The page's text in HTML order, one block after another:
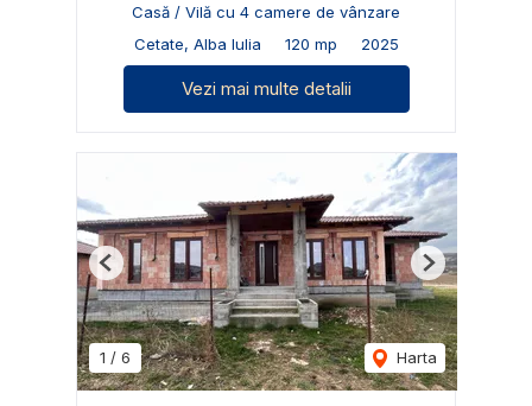
Casă / Vilă cu 4 camere de vânzare
Cetate, Alba Iulia
120 mp 2025
Vezi mai multe detalii
1 / 6 Harta
Previous Next